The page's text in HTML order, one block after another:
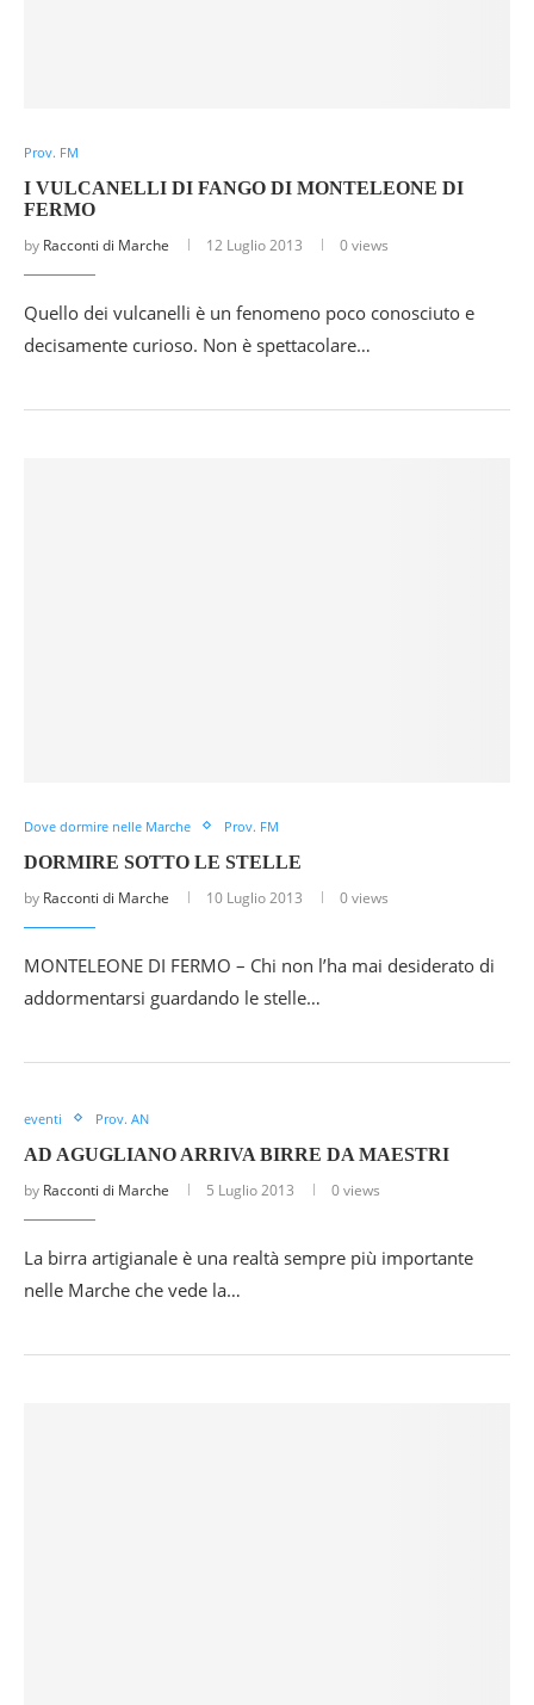
Prov. FM
I VULCANELLI DI FANGO DI MONTELEONE DI
FERMO
by Racconti di Marche 12 Luglio 2013 0 views
Quello dei vulcanelli è un fenomeno poco conosciuto e
decisamente curioso. Non è spettacolare…
Dove dormire nelle Marche Prov. FM
DORMIRE SOTTO LE STELLE
by Racconti di Marche 10 Luglio 2013 0 views
MONTELEONE DI FERMO – Chi non l’ha mai desiderato di
addormentarsi guardando le stelle…
eventi Prov. AN
AD AGUGLIANO ARRIVA BIRRE DA MAESTRI
by Racconti di Marche 5 Luglio 2013 0 views
La birra artigianale è una realtà sempre più importante
nelle Marche che vede la…